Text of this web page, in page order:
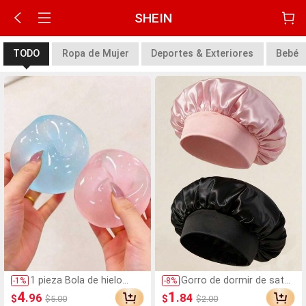
SHEIN
TODO Ropa de Mujer Deportes & Exteriores Bebé
-1 % 1 pieza Bola de hielo
transparente blandita,
bola antiestrés de
$4.96 $5.00
-8% Gorro de dormir de satén
de seda, adecuado para
cabello largo, trenzas,
$1 .84 $2.00